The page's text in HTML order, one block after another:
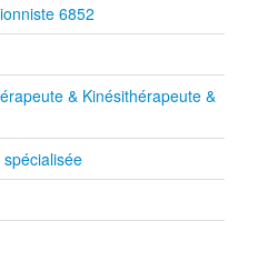
6852
& Kinésithérapeute &